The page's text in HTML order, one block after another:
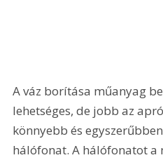
A váz borítása műanyag
lehetséges, de jobb az
könnyebb és
hálófonat. A hálófonatot a